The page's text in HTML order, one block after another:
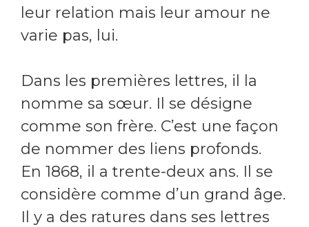
leur relation mais leur amour ne
varie pas, lui.
Dans les premières lettres, il la
nomme sa sœur. Il se désigne
comme son frère. C’est une façon
de nommer des liens profonds.
En 1868, il a trente-deux ans. Il se
considère comme d’un grand âge.
Il y a des ratures dans ses lettres